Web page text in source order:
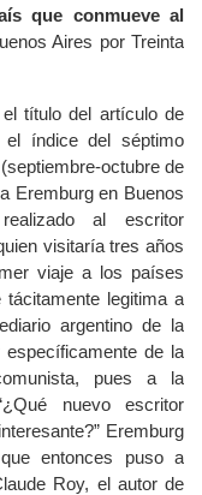
que conmueve al
Aires por Treinta
el título del artículo de
el índice del séptimo
(septiembre-octubre de
Eremburg en Buenos
al escritor
visitaría tres años
viaje a los países
tácitamente legitima a
argentino de la
de la
pues a la
nuevo escritor
Eremburg
entonces puso a
Roy, el autor de